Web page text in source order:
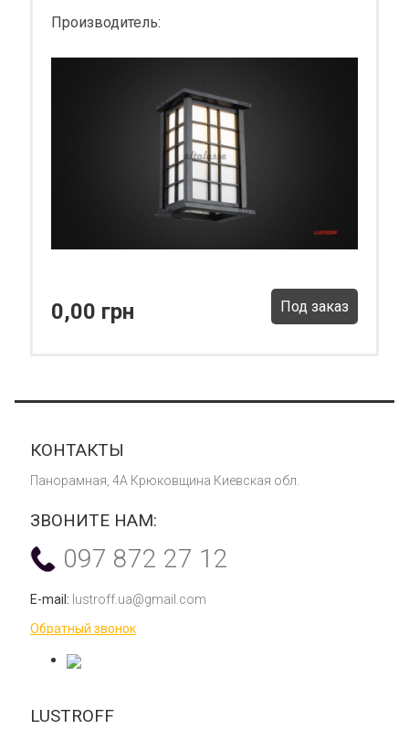
Производитель:
0,00 грн Под заказ
LUSTROFF
КОНТАКТЫ
Панорамная, 4А Крюковщина Киевская обл.
ЗВОНИТЕ НАМ:
097 872 27 12
E-mail: lustroff.ua@gmail.com
Обратный звонок